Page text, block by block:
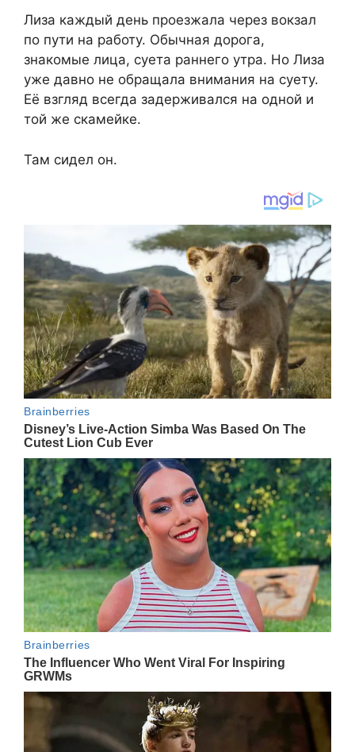
Лиза каждый день проезжала через вокзал
по пути на работу. Обычная дорога,
знакомые лица, суета раннего утра. Но Лиза
уже давно не обращала внимания на суету.
Её взгляд всегда задерживался на одной и
той же скамейке.
Там сидел он.